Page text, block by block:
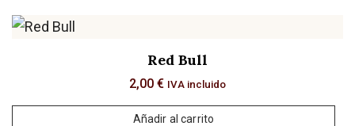
Red Bull
2,00 € IVA incluido
Añadir al carrito